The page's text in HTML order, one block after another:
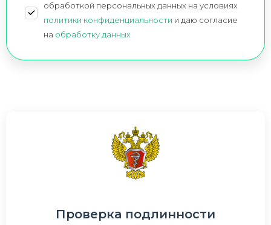
обработкой персональных данных на условиях
политики конфиденциальности и даю согласие
на обработку данных
Проверка подлинности